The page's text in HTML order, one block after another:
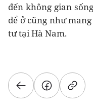
đến không gian
để ở cũng như
tư tại Hà Nam.